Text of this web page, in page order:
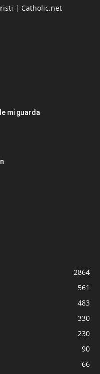
| Catholic.net
mi guarda
2864
561
483
330
230
90
66